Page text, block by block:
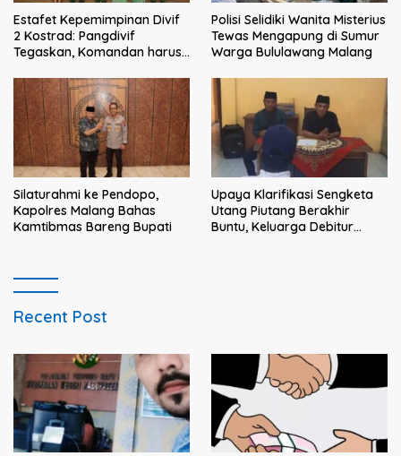
Estafet Kepemimpinan Divif
2 Kostrad: Pangdivif
Tegaskan, Komandan harus
dan solusi bagi prajurit
Polisi Selidiki Wanita Misterius
Tewas Mengapung di Sumur
Warga Bululawang Malang
Silaturahmi ke Pendopo,
Kapolres Malang Bahas
Kamtibmas Bareng Bupati
Upaya Klarifikasi Sengketa
Utang Piutang Berakhir
Buntu, Keluarga Debitur
Recent Post